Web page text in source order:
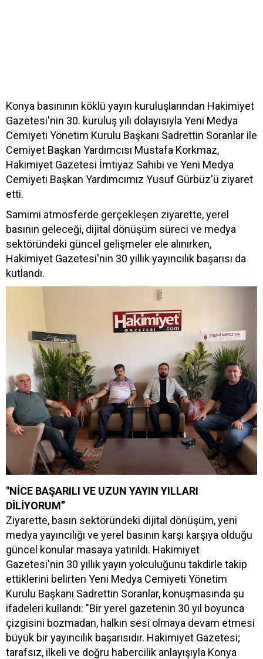
Konya basınının köklü yayın kuruluşlarından Hakimiyet
Gazetesi'nin 30. kuruluş yılı dolayısıyla Yeni Medya
Cemiyeti Yönetim Kurulu Başkanı Sadrettin Soranlar ile
Cemiyet Başkan Yardımcısı Mustafa Korkmaz,
Hakimiyet Gazetesi İmtiyaz Sahibi ve Yeni Medya
Cemiyeti Başkan Yardımcımız Yusuf Gürbüz'ü ziyaret
etti.
Samimi atmosferde gerçekleşen ziyarette, yerel
basının geleceği, dijital dönüşüm süreci ve medya
sektöründeki güncel gelişmeler ele alınırken,
Hakimiyet Gazetesi'nin 30 yıllık yayıncılık başarısı da
kutlandı.
"NİCE BAŞARILI VE UZUN YAYIN YILLARI
DİLİYORUM”
Ziyarette, basın sektöründeki dijital dönüşüm, yeni
medya yayıncılığı ve yerel basının karşı karşıya olduğu
güncel konular masaya yatırıldı. Hakimiyet
Gazetesi'nin 30 yıllık yayın yolculuğunu takdirle takip
ettiklerini belirten Yeni Medya Cemiyeti Yönetim
Kurulu Başkanı Sadrettin Soranlar, konuşmasında şu
ifadeleri kullandı: "Bir yerel gazetenin 30 yıl boyunca
çizgisini bozmadan, halkın sesi olmaya devam etmesi
büyük bir yayıncılık başarısıdır. Hakimiyet Gazetesi;
tarafsız, ilkeli ve doğru habercilik anlayışıyla Konya